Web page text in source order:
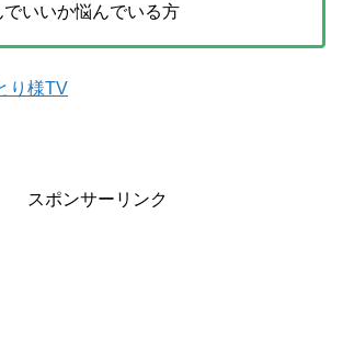
でいいか悩んでいる方
り様TV
スポンサーリンク